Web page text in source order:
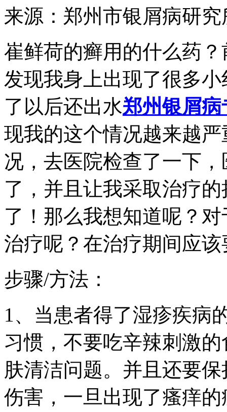
来源：郑州市银屑病研究
崔鲜荷的癣用的什么药
发现我身上出现了很多
了以后还出水郑州银屑
现我的这个情况越来越
况，去医院检查了一下
了，并且让我采取治疗
了！那么我想知道呢？
治疗呢？在治疗期间应
步骤/方法：
1、当患者得了湿疹疾病
习惯，不要吃辛辣刺激
肤清洁问题。并且还要
伤害，一旦出现了瘙痒